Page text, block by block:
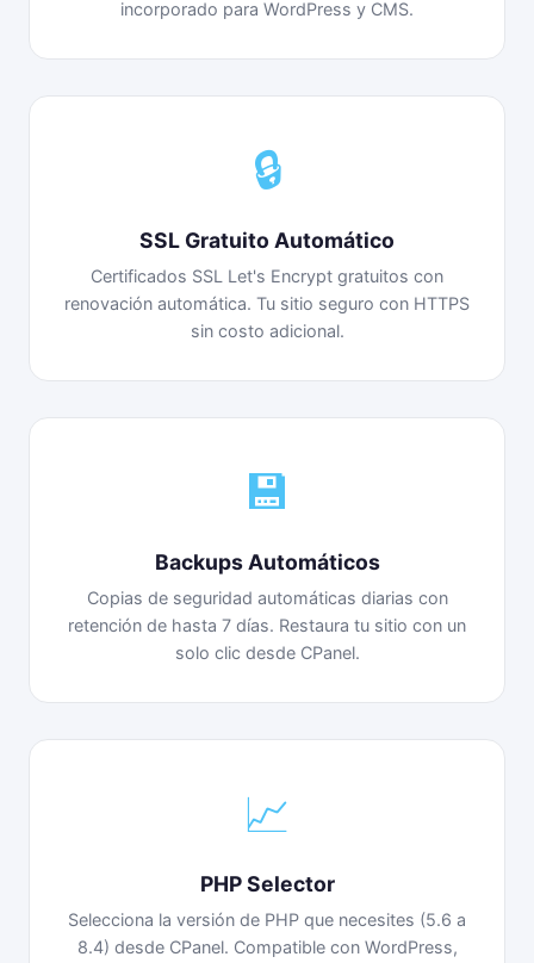
incorporado para WordPress y CMS.
🔒
SSL Gratuito Automático
Certificados SSL Let's Encrypt gratuitos con
renovación automática. Tu sitio seguro con HTTPS
sin costo adicional.
💾
Backups Automáticos
Copias de seguridad automáticas diarias con
retención de hasta 7 días. Restaura tu sitio con un
solo clic desde CPanel.
📈
PHP Selector
Selecciona la versión de PHP que necesites (5.6 a
8.4) desde CPanel. Compatible con WordPress,